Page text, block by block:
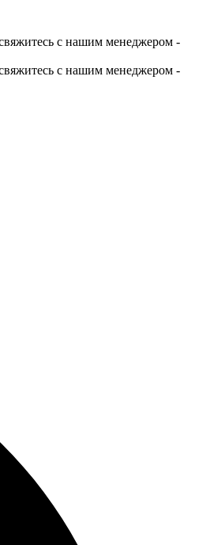
с нашим менеджером -
с нашим менеджером -